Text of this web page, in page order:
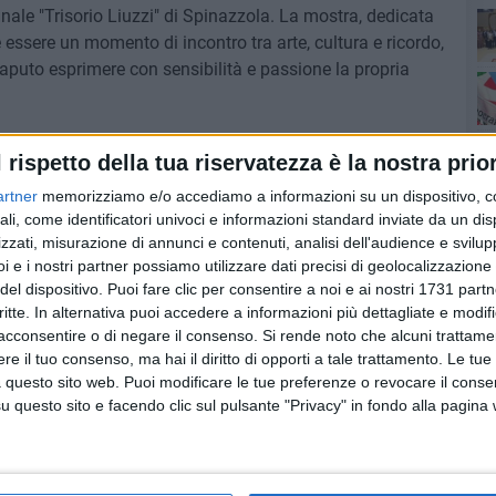
rispetto della tua riservatezza è la nostra
memorizziamo e/o accediamo a informazioni su un dispositivo,
come identificatori univoci e informazioni standard inviate da un
misurazione di annunci e contenuti, analisi dell'audience e
e i nostri partner possiamo utilizzare dati precisi di
dispositivo. Puoi fare clic per consentire a noi e ai nostri 1731
In alternativa puoi accedere a informazioni più dettagliate e
o di negare il consenso. Si rende noto che alcuni
il tuo consenso, ma hai il diritto di opporti a tale trattamento. Le
sito web. Puoi modificare le tue preferenze o revocare il
questo sito e facendo clic sul pulsante "Privacy" in fondo alla pagina
"Trisorio Liuzzi" di Spinazzola. La mostra, dedicata
un momento di incontro tra arte, cultura e ricordo,
esprimere con sensibilità e passione la propria
Palomba e arricchita dall'intervento della
il Prof. Antonio Russo Galante, accompagnando il
e artistico. Un appuntamento culturale di grande
da vicino un artista di valore e di rendere omaggio